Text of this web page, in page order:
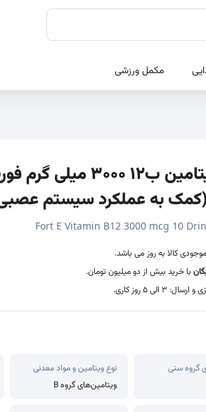
مکمل ورزشی
به عملکرد سیستم
Fort E Vitamin B12 3000 mcg 10
کالا به روز می باشد.
با خرید بیش از دو میلیون تومان.
3 الی 5 روز کاری.
گروه سنی
نوع ویتامین و مواد معدنی
ویتامین‌های گروه B